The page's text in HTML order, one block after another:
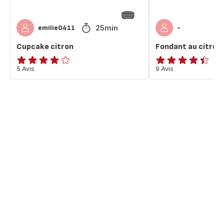
emilie0411 25min
Cupcake citron
ratings.3.8
5 Avis
-
Fondant au citron
ratings.4.4
9 Avis